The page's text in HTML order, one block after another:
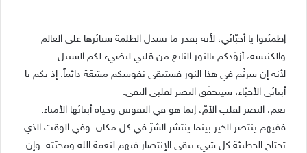
إطمئنوا يا أحبّائي، لأنه بقدر ما تسدل الظلمة ستائرها على العالم
والكنيسة، أزوّدكم بالنور النابع من قلبي ليضيء لكم السبيل.
لأنه إن سِرتُم في هذا النور فستبقى نفوسكم مشعّة دائماً. إذ بكم يا
أبنائي الأحبّاء، سيتحقّق النصر لقلبي النقي.
نعم، النصر لقلب الأمّ، إنما هو في النفوس وحياة أبنائها الأمناء.
ففيهم ينتصر الخير بينما ينتشر الشرّ في كل مكان. وفي الوقت الذي
تجتاح الخطيئة كل شيء يبقى الإنتصار فيهم لنعمة الله ومحبّته. وإن